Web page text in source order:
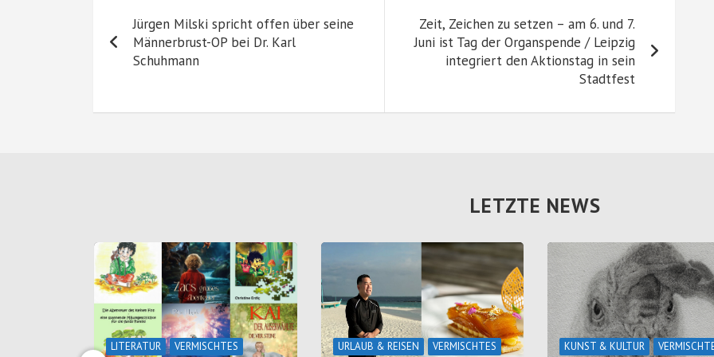
Jürgen Milski spricht offen über seine
Männerbrust-OP bei Dr. Karl
Schuhmann
Zeit, Zeichen zu setzen – am 6. und 7.
Juni ist Tag der Organspende / Leipzig
integriert den Aktionstag in sein
Stadtfest
LETZTE NEWS
LITERATUR VERMISCHTES URLAUB & REISEN VERMISCHTES KUNST & KULTUR